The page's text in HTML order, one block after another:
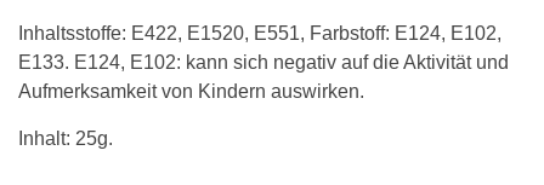
Inhaltsstoffe: E422, E1520, E551, Farbstoff: E124, E102,
E133. E124, E102: kann sich negativ auf die Aktivität und
Aufmerksamkeit von Kindern auswirken.
Inhalt: 25g.